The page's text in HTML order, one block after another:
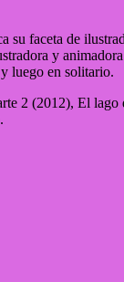
su faceta de
y
luego en solitario.
2 (2012), El